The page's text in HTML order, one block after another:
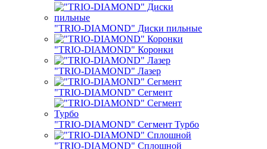
"TRIO-DIAMOND" Диски пильные
"TRIO-DIAMOND" Коронки
"TRIO-DIAMOND" Лазер
"TRIO-DIAMOND" Сегмент
"TRIO-DIAMOND" Сегмент Турбо
"TRIO-DIAMOND" Сплошной